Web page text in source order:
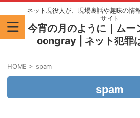
ネット現役人が、現場裏話や趣味の情
サイト
今宵の月のように｜ムー
oongray | ネット犯罪
HOME > spam
spam